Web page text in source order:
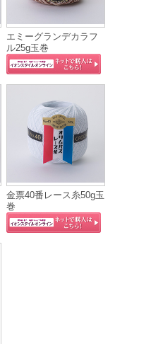
エミーグランデカラフ
ル25g玉巻
金票40番レース糸50g玉
巻